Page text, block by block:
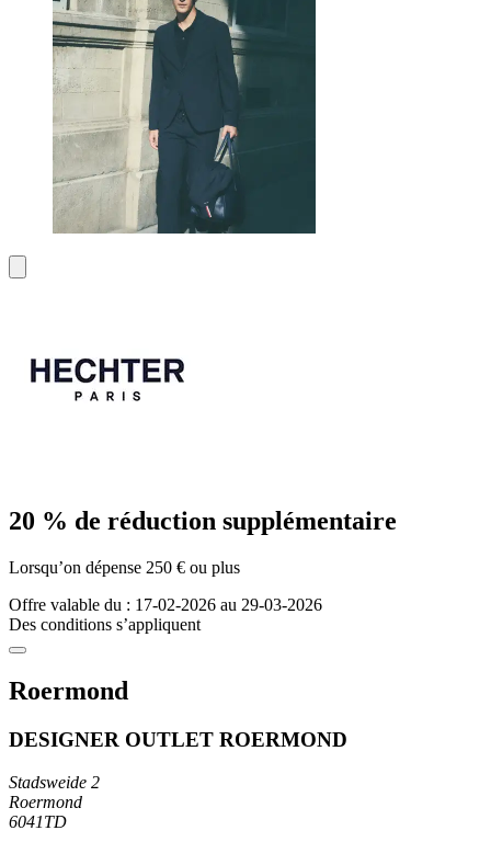
20 % de réduction supplémentaire
Lorsqu’on dépense 250 € ou plus
Offre valable du : 17-02-2026 au 29-03-2026
Des conditions s’appliquent
Roermond
DESIGNER OUTLET ROERMOND
Stadsweide 2
Roermond
6041TD